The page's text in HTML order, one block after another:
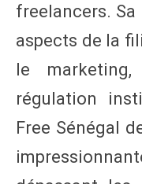
freelancers.
aspects de la
le
régulation
Free Sénégal